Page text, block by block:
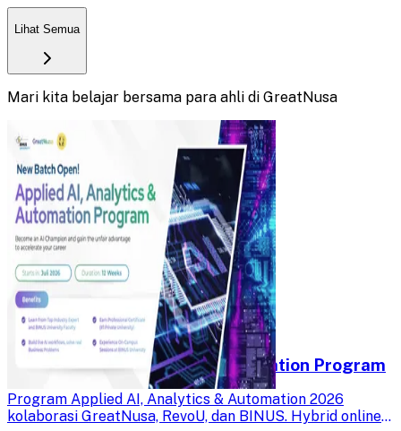
Lihat Semua
Mari kita belajar bersama para ahli di GreatNusa
Applied AI, Analytics and Automation Program
Program Applied AI, Analytics & Automation 2026
kolaborasi GreatNusa, RevoU, dan BINUS. Hybrid online